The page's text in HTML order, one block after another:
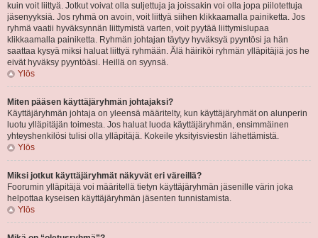
kuin voit liittyä. Jotkut voivat olla suljettuja ja joissakin voi olla jopa piilotettuja
jäsenyyksiä. Jos ryhmä on avoin, voit liittyä siihen klikkaamalla painiketta. Jos
ryhmä vaatii hyväksynnän liittymistä varten, voit pyytää liittymislupaa
klikkaamalla painiketta. Ryhmän johtajan täytyy hyväksyä pyyntösi ja hän
saattaa kysyä miksi haluat liittyä ryhmään. Älä häiriköi ryhmän ylläpitäjiä jos he
eivät hyväksy pyyntöäsi. Heillä on syynsä.
Ylös
Miten pääsen käyttäjäryhmän johtajaksi?
Käyttäjäryhmän johtaja on yleensä määritelty, kun käyttäjäryhmät on alunperin
luotu ylläpitäjän toimesta. Jos haluat luoda käyttäjäryhmän, ensimmäinen
yhteyshenkilösi tulisi olla ylläpitäjä. Kokeile yksityisviestin lähettämistä.
Ylös
Miksi jotkut käyttäjäryhmät näkyvät eri väreillä?
Foorumin ylläpitäjä voi määritellä tietyn käyttäjäryhmän jäsenille värin joka
helpottaa kyseisen käyttäjäryhmän jäsenten tunnistamista.
Ylös